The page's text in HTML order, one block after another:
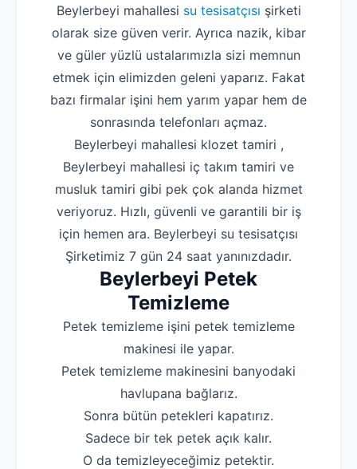
Beylerbeyi mahallesi su tesisatçısı şirketi
olarak size güven verir. Ayrıca nazik, kibar
ve güler yüzlü ustalarımızla sizi memnun
etmek için elimizden geleni yaparız. Fakat
bazı firmalar işini hem yarım yapar hem de
sonrasında telefonları açmaz.
Beylerbeyi mahallesi klozet tamiri ,
Beylerbeyi mahallesi iç takım tamiri ve
musluk tamiri gibi pek çok alanda hizmet
veriyoruz. Hızlı, güvenli ve garantili bir iş
için hemen ara. Beylerbeyi su tesisatçısı
Şirketimiz 7 gün 24 saat yanınızdadır.
Beylerbeyi Petek
Temizleme
Petek temizleme işini petek temizleme
makinesi ile yapar.
Petek temizleme makinesini banyodaki
havlupana bağlarız.
Sonra bütün petekleri kapatırız.
Sadece bir tek petek açık kalır.
O da temizleyeceğimiz petektir.